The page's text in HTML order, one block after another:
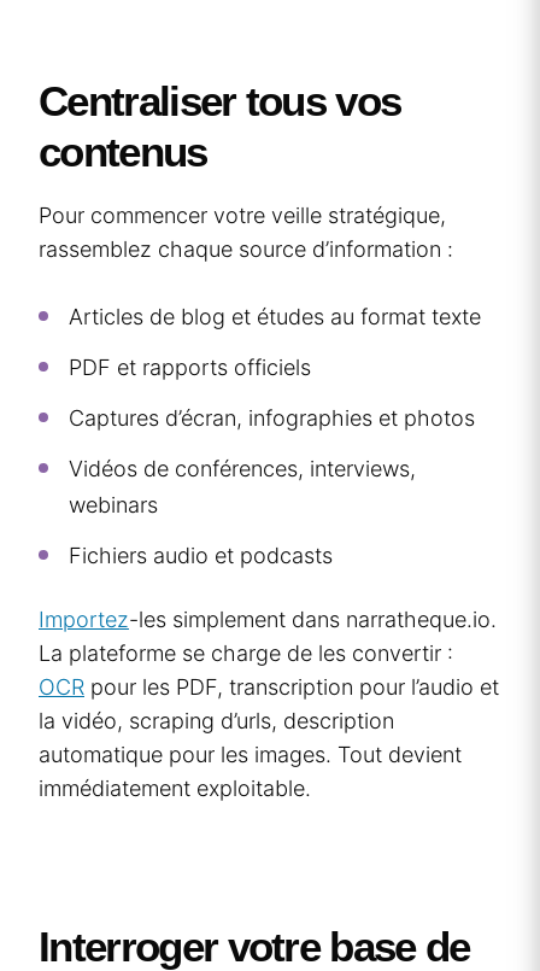
Centraliser tous vos
contenus
Pour commencer votre veille stratégique,
rassemblez chaque source d’information :
Articles de blog et études au format texte
PDF et rapports officiels
Captures d’écran, infographies et photos
Vidéos de conférences, interviews,
webinars
Fichiers audio et podcasts
Importez-les simplement dans narratheque.io.
La plateforme se charge de les convertir :
OCR pour les PDF, transcription pour l’audio et
la vidéo, scraping d’urls, description
automatique pour les images. Tout devient
immédiatement exploitable.
Interroger votre base de